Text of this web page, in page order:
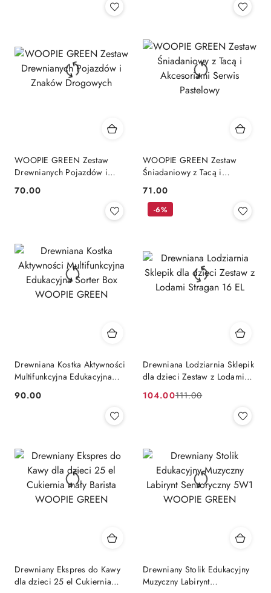
WOOPIE GREEN Zestaw
Drewnianych Pojazdów i
Cena:
70.00
WOOPIE GREEN Zestaw
Śniadaniowy z Tacą i
Cena:
71.00
Drewniana Kostka Aktywności
Multifunkcyjna Edukacyjna
Cena:
90.00
Drewniana Lodziarnia Sklepik
dla dzieci Zestaw z Lodami
Cena
104.00
Cena
111.00
-6%
Drewniany Ekspres do Kawy
dla dzieci 25 el Cukiernia
Drewniany Stolik Edukacyjny
Muzyczny Labirynt